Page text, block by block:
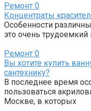
Ремонт 0
Концентраты
Особенности
это очень
Ремонт 0
Вы хотите купить
сантехнику?
В последнее время
пользоваться
Москве, в которых